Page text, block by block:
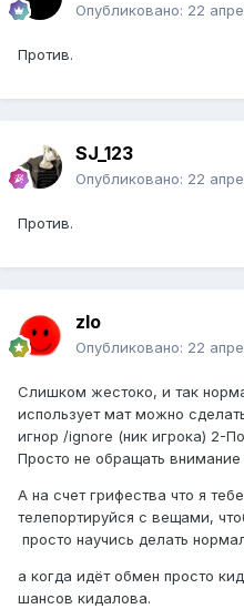
Опубликовано: 22
Против.
SJ_123
Опубликовано: 22
Против.
zlo
Опубликовано: 22
Слишком жестоко, и так
использует мат можно
игнор /ignore (ник игрока) 2-
Просто не обращать
А на счет грифества что я
телепортируйся с вещами,
просто научись делать
а когда идёт обмен просто
шансов кидалова.